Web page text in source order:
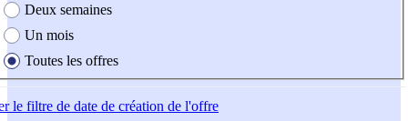
Deux semaines
Un mois
Toutes les offres
le filtre de date de création de l'offre